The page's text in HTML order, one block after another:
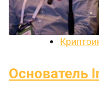
Основатель